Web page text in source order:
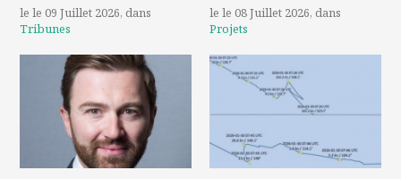
le le 09 Juillet 2026, dans
Tribunes
le le 08 Juillet 2026, dans
Projets